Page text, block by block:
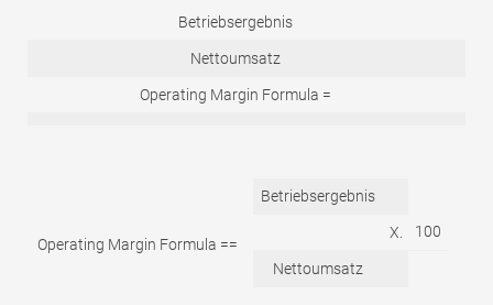
Betriebsergebnis
Nettoumsatz
Operating Margin Formula =
Operating Margin Formula ==
Betriebsergebnis
X. 100
Nettoumsatz